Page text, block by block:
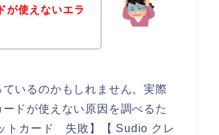
が使えないエラ
いるのかもしれません。実際
ドが使えない原因を調べるた
トカード 失敗】【 Sudio クレ